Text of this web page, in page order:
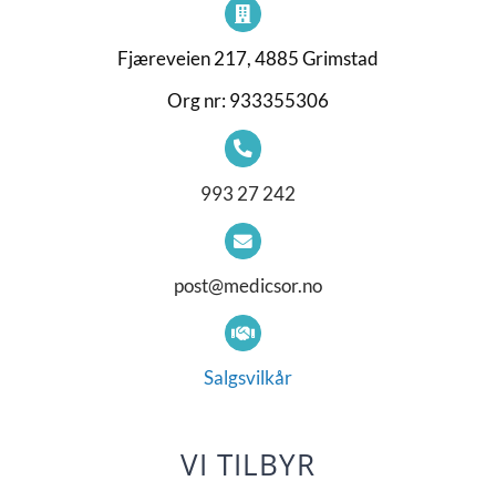
Fjæreveien 217, 4885 Grimstad
Org nr: 933355306
993 27 242
post@medicsor.no
Salgsvilkår
VI TILBYR